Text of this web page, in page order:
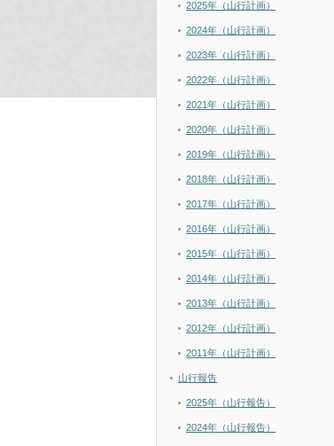
2025年（山行計画）
2024年（山行計画）
2023年（山行計画）
2022年（山行計画）
2021年（山行計画）
2020年（山行計画）
2019年（山行計画）
2018年（山行計画）
2017年（山行計画）
2016年（山行計画）
2015年（山行計画）
2014年（山行計画）
2013年（山行計画）
2012年（山行計画）
2011年（山行計画）
山行報告
2025年（山行報告）
2024年（山行報告）